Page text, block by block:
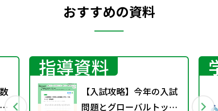
おすすめの資料
指導資料
【入試攻略】今年の入試
問題とグローバルトップ